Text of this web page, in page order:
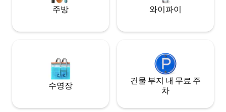
주방 와이파이
수영장
건물 부지 내 무료 주
차